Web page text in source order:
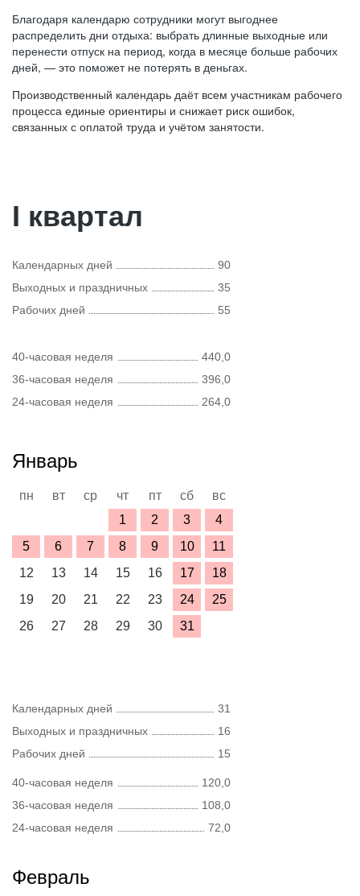
Благодаря календарю сотрудники могут выгоднее
распределить дни отдыха: выбрать длинные выходные или
перенести отпуск на период, когда в месяце больше рабочих
дней, — это поможет не потерять в деньгах.
Производственный календарь даёт всем участникам рабочего
процесса единые ориентиры и снижает риск ошибок,
связанных с оплатой труда и учётом занятости.
I квартал
Календарных дней
90
Выходных и праздничных
35
Рабочих дней
55
40-часовая неделя
440,0
36-часовая неделя
396,0
24-часовая неделя
264,0
Январь
пн вт ср чт пт сб
вс
1
2 3
4
5
6 7 8 9 10
11
12
13 14 15 16 17
18
19
20 21 22 23 24
25
26
27 28 29 30 31
Календарных дней
31
Выходных и праздничных
16
Рабочих дней
15
40-часовая неделя
120,0
36-часовая неделя
108,0
24-часовая неделя
72,0
Февраль